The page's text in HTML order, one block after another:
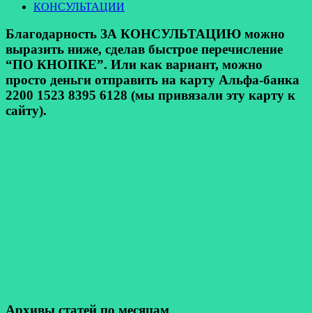
КОНСУЛЬТАЦИИ
Благодарность ЗА КОНСУЛЬТАЦИЮ можно
выразить ниже, сделав быстрое перечисление
“ПО КНОПКЕ”. Или как вариант, можно
просто деньги отправить на карту Альфа-банка
2200 1523 8395 6128 (мы привязали эту карту к
сайту).
Архивы статей по месяцам